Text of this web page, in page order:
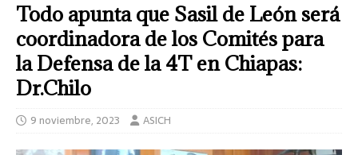
Todo apunta que Sasil de León será
coordinadora de los Comités para
la Defensa de la 4T en Chiapas:
Dr.Chilo
9 noviembre, 2023 ASICH